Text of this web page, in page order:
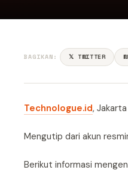
BAGIKAN: 𝕏 TWITTER
Technologue.id,
Mengutip dari akun
Berikut informasi